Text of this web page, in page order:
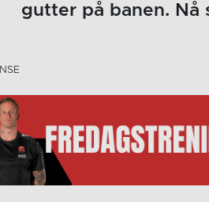
gutter på banen. Nå